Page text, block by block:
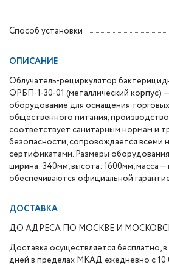
Способ установки
ОПИСАНИЕ
Облучатель-рециркулятор
ОРБП-1-30-01 (металлический корпус)
оборудование для оснащения
общественного питания, производство
соответствует санитарным нормам и
безопасности, сопровождается всеми
сертификатами. Размеры
ширина: 340мм, высота: 1600мм, масса —
обеспечиваются официальной
ДОСТАВКА
ДО АДРЕСА ПО МОСКВЕ И
Доставка осуществляется бесплатно,
дней в пределах МКАД ежедневно с